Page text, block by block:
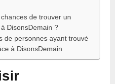
de trouver un
DisonsDemain ?
de personnes ayant trouvé
à DisonsDemain